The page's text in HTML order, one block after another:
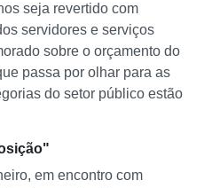
seja revertido com
servidores e serviços
sobre o orçamento do
passa por olhar para as
do setor público estão
em encontro com